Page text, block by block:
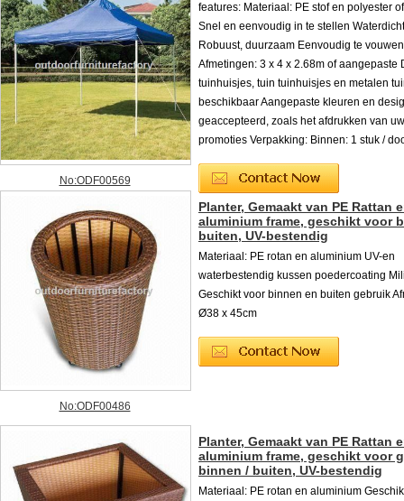
No:ODF00569
features: Materiaal: PE stof en polyester
Snel en eenvoudig in te stellen
Robuust, duurzaam Eenvoudig te
Afmetingen: 3 x 4 x 2.68m of aangepaste
tuinhuisjes, tuin tuinhuisjes en metalen
beschikbaar Aangepaste kleuren en
geaccepteerd, zoals het afdrukken van
promoties Verpakking: Binnen: 1 stuk /
No:ODF00486
Planter, Gemaakt van PE Rattan
aluminium frame, geschikt voor
buiten, UV-bestendig
Materiaal: PE rotan en aluminium UV-en
waterbestendig kussen poedercoating
Geschikt voor binnen en buiten gebruik
Ø38 x 45cm
Planter, Gemaakt van PE Rattan
aluminium frame, geschikt voor
binnen / buiten, UV-bestendig
Materiaal: PE rotan en aluminium